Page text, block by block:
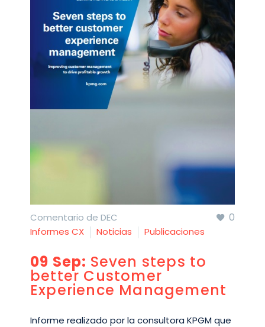
0
Comentario de DEC
Informes CX
Noticias Publicaciones
09 Sep: Seven steps to
better Customer
Experience Management
Informe realizado por la consultora KPGM que